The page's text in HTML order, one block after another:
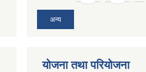
अन्य
योजना तथा परियोजना